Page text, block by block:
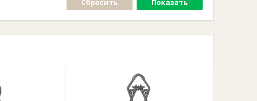
Сбросить Показать